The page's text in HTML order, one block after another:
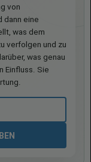
von
dann eine
was dem
verfolgen und zu
was genau
Einfluss. Sie